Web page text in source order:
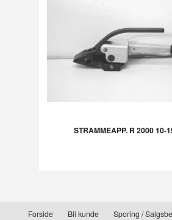
STRAMMEAPP. R 2000 10-
Forside Bli kunde Sporing /